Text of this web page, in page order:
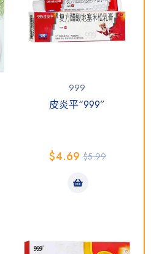
999
皮炎平“999”
$5.99
$4.69